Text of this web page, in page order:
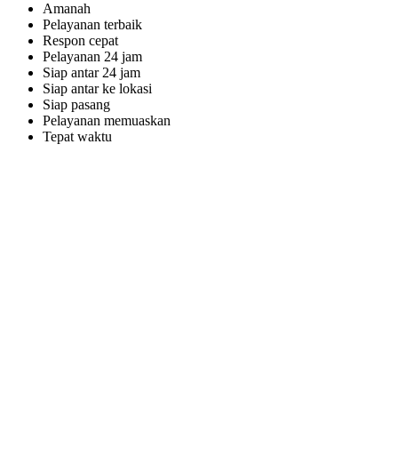
Amanah
Pelayanan terbaik
Respon cepat
Pelayanan 24 jam
Siap antar 24 jam
Siap antar ke lokasi
Siap pasang
Pelayanan memuaskan
Tepat waktu